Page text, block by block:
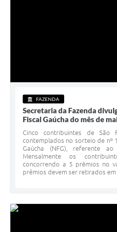
FAZENDA
Secretaria da Fazenda
Fiscal Gaúcha do mês de
Cinco contribuintes de São
contemplados no sorteio de nº
Gaúcha (NFG), referente
Mensalmente os
concorrendo a 5 prêmios no
prêmios devem ser retirados em